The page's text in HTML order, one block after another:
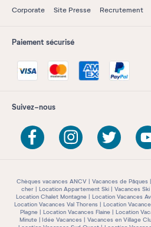
Corporate
Site Presse Recrutement
Paiement sécurisé
Suivez-nous
Chèques vacances ANCV Vacances de Pâques
cher
Location Appartement Ski Vacances Ski
Location Chalet Montagne
Location Vacances
Location Vacances Val Thorens
Location
Plagne
Location Vacances Flaine Location
Minute
Idée Vacances Vacances en Village